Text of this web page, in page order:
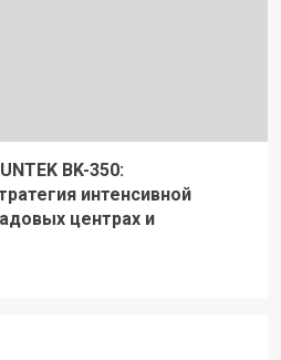
BK-350:
интенсивной
центрах и